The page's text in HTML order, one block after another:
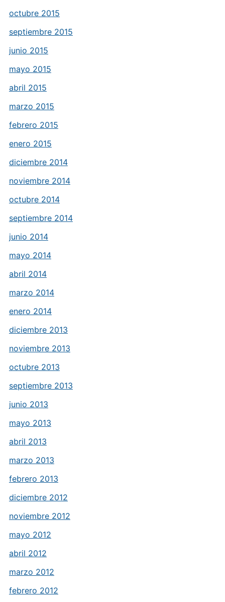
octubre 2015
septiembre 2015
junio 2015
mayo 2015
abril 2015
marzo 2015
febrero 2015
enero 2015
diciembre 2014
noviembre 2014
octubre 2014
septiembre 2014
junio 2014
mayo 2014
abril 2014
marzo 2014
enero 2014
diciembre 2013
noviembre 2013
octubre 2013
septiembre 2013
junio 2013
mayo 2013
abril 2013
marzo 2013
febrero 2013
diciembre 2012
noviembre 2012
mayo 2012
abril 2012
marzo 2012
febrero 2012